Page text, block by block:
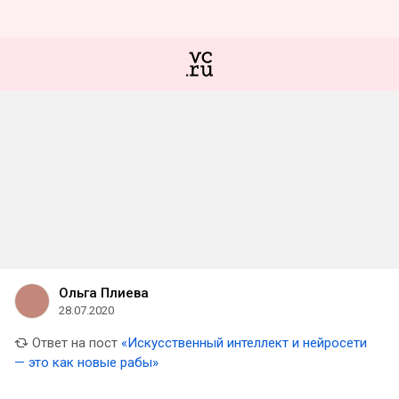
Ольга Плиева
28.07.2020
Ответ на пост «Искусственный интеллект и нейросети
— это как новые рабы»